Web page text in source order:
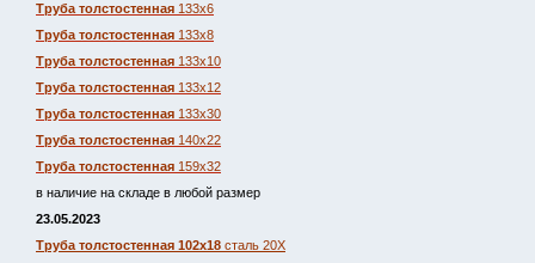
Труба толстостенная 133х6
Труба толстостенная 133х8
Труба толстостенная 133х10
Труба толстостенная 133х12
Труба толстостенная 133х30
Труба толстостенная 140х22
Труба толстостенная 159х32
в наличие на складе в любой размер
23.05.2023
Труба толстостенная 102х18 сталь 20Х